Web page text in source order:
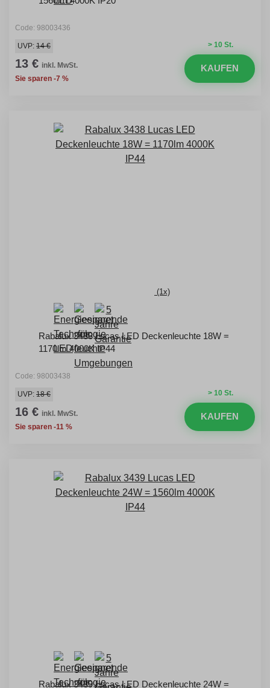
Code: 98003436
> 10 St.
UVP: 14 €
13 € inkl. MwSt.
Sie sparen -7 %
KAUFEN
(1x)
Rabalux 3438 Lucas LED Deckenleuchte 18W =
1170lm 4000K IP44
Code: 98003438
> 10 St.
UVP: 18 €
16 € inkl. MwSt.
Sie sparen -11 %
KAUFEN
Rabalux 3439 Lucas LED Deckenleuchte 24W =